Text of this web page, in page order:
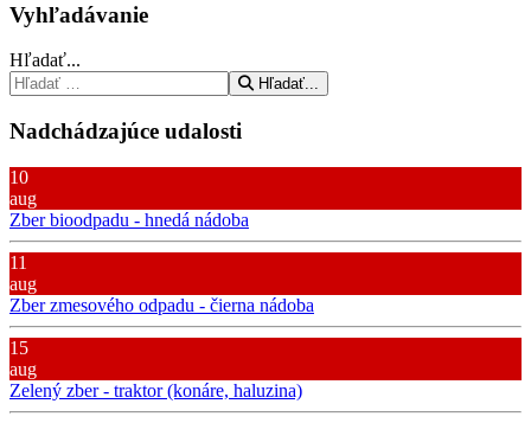
Vyhľadávanie
Hľadať...
Hľadať...
Nadchádzajúce udalosti
10
aug
Zber bioodpadu - hnedá nádoba
11
aug
Zber zmesového odpadu - čierna nádoba
15
aug
Zelený zber - traktor (konáre, haluzina)